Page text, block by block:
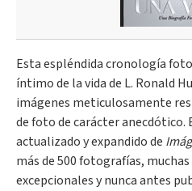
Esta espléndida cronología
íntimo de la vida de L. Ronald
imágenes meticulosamente
de foto de carácter anecdótico.
actualizado y expandido de
más de 500 fotografías, muchas
excepcionales y nunca antes